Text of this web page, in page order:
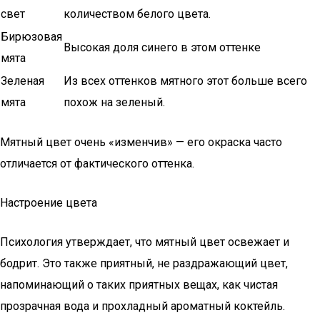
свет
количеством белого цвета.
Бирюзовая
мята
Высокая доля синего в этом оттенке
Зеленая
мята
Из всех оттенков мятного этот больше всего
похож на зеленый.
Мятный цвет очень «изменчив» — его окраска часто
отличается от фактического оттенка.
Настроение цвета
Психология утверждает, что мятный цвет освежает и
бодрит. Это также приятный, не раздражающий цвет,
напоминающий о таких приятных вещах, как чистая
прозрачная вода и прохладный ароматный коктейль.